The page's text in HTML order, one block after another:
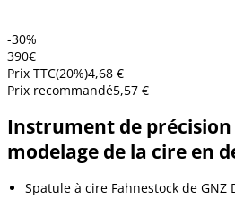
-30%
390€
Prix TTC(20%)4,68 €
Prix recommandé5,57 €
Instrument de
modelage de la cire en
Spatule à cire Fahnestock de GNZ